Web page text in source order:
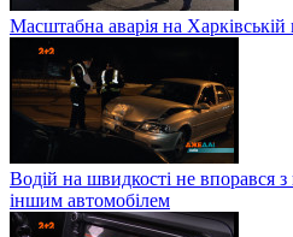
Масштабна аварія на
Водій на швидкості не впорався з
іншим автомобілем